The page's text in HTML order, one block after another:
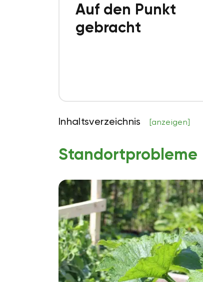
Auf den Punkt
gebracht
Inhaltsverzeichnis [anzeigen]
Standortprobleme